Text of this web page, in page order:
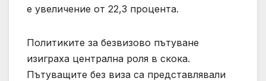
е увеличение от 22,3 процента.
Политиките за безвизово пътуване
изиграха централна роля в скока.
Пътуващите без виза са представлявали